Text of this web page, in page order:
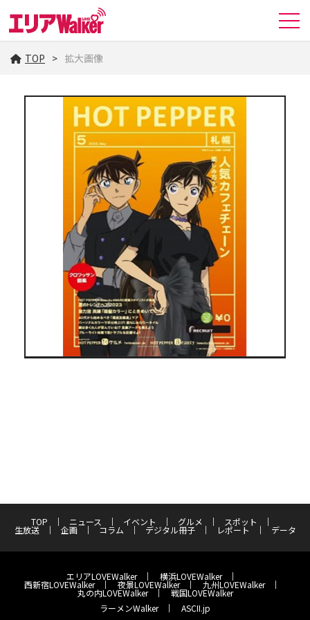
TOP 拡大画像
TOP ニュース イベント グルメ スポット
生放送 企画 コラム デジタル冊子 レポート データ
エリアLOVEWalker 横浜LOVEWalker
西新宿LOVEWalker 夜景LOVEWalker 九州LOVEWalker
丸の内LOVEWalker
戦国LOVEWalker
ラーメンWalker
ASCII.jp